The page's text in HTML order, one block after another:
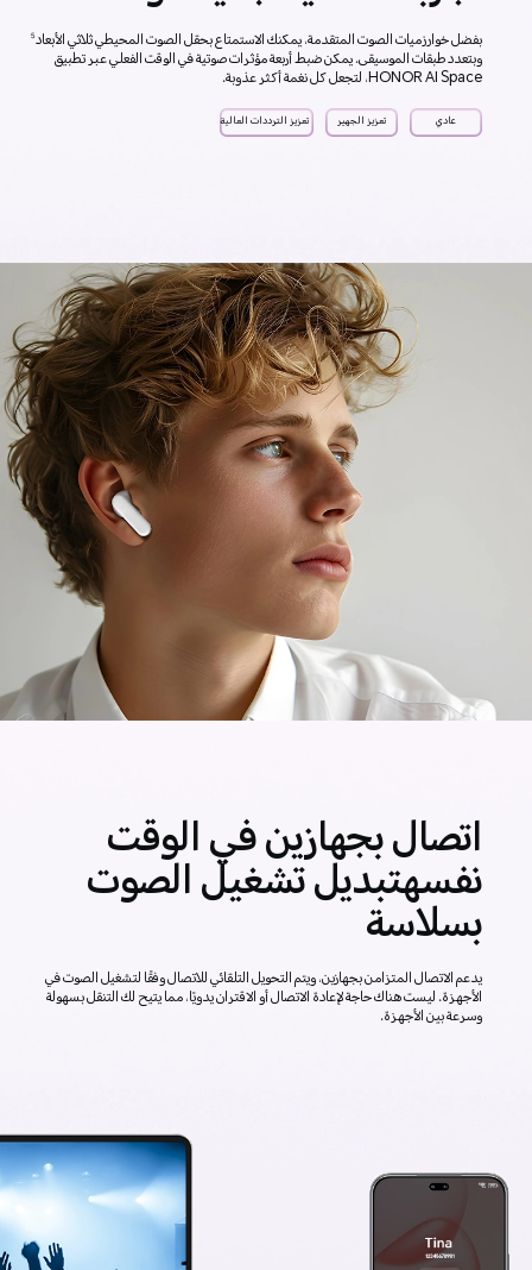
بفضل خوارزميات الصوت المتقدمة، يمكنك الاستمتاع بحقل الصوت المحيطي ثلاثي الأبعاد5
وبتعدد طبقات الموسيقى. يمكن ضبط أربعة مؤثرات صوتية في الوقت الفعلي عبر تطبيق
HONOR AI Space، لتجعل كل نغمة أكثر عذوبة.
عادي تعزيز الجهير تعزيز الترددات العالية
اتصال بجهازين في الوقت
نفسهتبديل تشغيل الصوت
بسلاسة
يدعم الاتصال المتزامن بجهازين، ويتم التحويل التلقائي للاتصال وفقًا لتشغيلالصوت في
الأجهزة. ليست هناك حاجة لإعادة الاتصال أو الاقتران يدويًا، مما يتيح لك التنقلبسهولة
وسرعة بين الأجهزة.